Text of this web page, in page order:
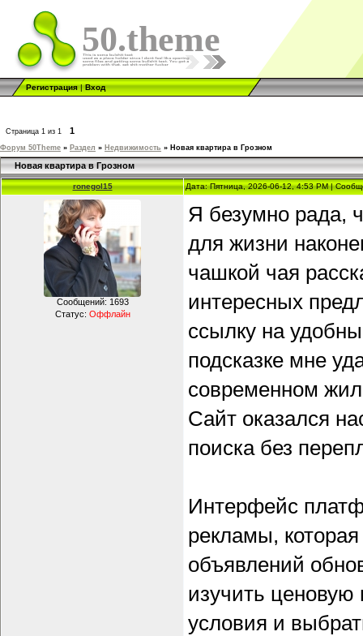
50.theme
Регистрация|Вход
Страница 1 из 1 1
Форум 50Theme » Раздел » Недвижимость » Новая квартира в Грозном
Новая квартира в Грозном
ronegol15 Дата: Пятница, 2026-06-12, 4:53 PM |
Сообщений: 1693
Статус: Оффлайн
Я безумно рада,
для жизни
чашкой чая
интересных
ссылку на
подсказке мне
современном
Сайт оказался
поиска без
Интерфейс
рекламы,
объявлений
изучить ценовую
условия и